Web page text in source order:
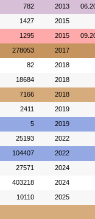
782 2013
1427 2015
1295 2015
278053 2017
82 2018
18684 2018
7166 2018
2411 2019
5 2019
25193 2022
104407 2022
27571 2024
403218 2024
10110 2025